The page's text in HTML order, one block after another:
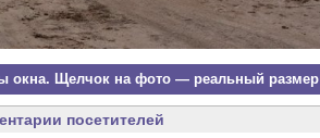
окна. Щелчок на фото — реальный размер
посетителей